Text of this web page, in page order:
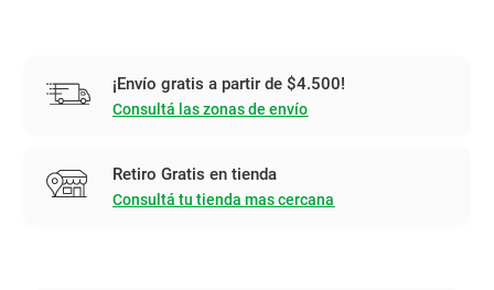
¡Envío gratis a partir de $4.500!
Consultá las zonas de envío
Retiro Gratis en tienda
Consultá tu tienda mas cercana